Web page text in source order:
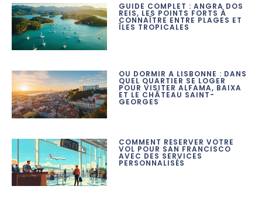
GUIDE COMPLET : ANGRA DOS
REIS, LES POINTS FORTS À
CONNAÎTRE ENTRE PLAGES ET
ÎLES TROPICALES
OÙ DORMIR À LISBONNE : DANS
QUEL QUARTIER SE LOGER
POUR VISITER ALFAMA, BAIXA
ET LE CHÂTEAU SAINT-
GEORGES
COMMENT RÉSERVER VOTRE
VOL POUR SAN FRANCISCO
AVEC DES SERVICES
PERSONNALISÉS